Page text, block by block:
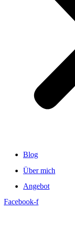
Blog
Über mich
Angebot
Facebook-f